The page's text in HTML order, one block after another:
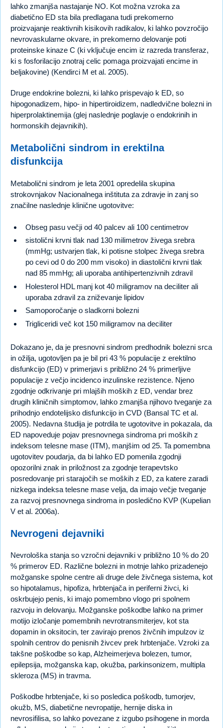
lahko zmanjša nastajanje NO. Kot možna vzroka za
diabetično ED sta bila predlagana tudi prekomerno
proizvajanje reaktivnih kisikovih radikalov, ki lahko povzročijo
nevrovaskularne okvare, in prekomerno delovanje poti
proteinske kinaze C (ki vključuje encim iz razreda transferaz,
ki s fosforilacijo znotraj celic pomaga proizvajati encime in
beljakovine) (Kendirci M et al. 2005).
Druge endokrine bolezni, ki lahko prispevajo k ED, so
hipogonadizem, hipo- in hipertiroidizem, nadledvične bolezni in
hiperprolaktinemija (glej naslednje poglavje o endokrinih in
hormonskih dejavnikih).
Metabolični sindrom in erektilna
disfunkcija
Metabolični sindrom je leta 2001 opredelila skupina
strokovnjakov Nacionalnega inštituta za zdravje in zanj so
značilne naslednje klinične ugotovitve:
Obseg pasu večji od 40 palcev ali 100 centimetrov
sistolični krvni tlak nad 130 milimetrov živega srebra
(mmHg; ustvarjen tlak, ki potisne stolpec živega srebra
po cevi od 0 do 200 mm visoko) in diastolični krvni tlak
nad 85 mmHg; ali uporaba antihipertenzivnih zdravil
Holesterol HDL manj kot 40 miligramov na deciliter ali
uporaba zdravil za zniževanje lipidov
Samoporočanje o sladkorni bolezni
Trigliceridi več kot 150 miligramov na deciliter
Dokazano je, da je presnovni sindrom predhodnik bolezni srca
in ožilja, ugotovljen pa je bil pri 43 % populacije z erektilno
disfunkcijo (ED) v primerjavi s približno 24 % primerljive
populacije z večjo incidenco inzulinske rezistence. Njeno
zgodnje odkrivanje pri mlajših moških z ED, vendar brez
drugih kliničnih simptomov, lahko zmanjša njihovo tveganje za
prihodnjo endotelijsko disfunkcijo in CVD (Bansal TC et al.
2005). Nedavna študija je potrdila te ugotovitve in pokazala, da
ED napoveduje pojav presnovnega sindroma pri moških z
indeksom telesne mase (ITM), manjšim od 25. Ta pomembna
ugotovitev poudarja, da bi lahko ED pomenila zgodnji
opozorilni znak in priložnost za zgodnje terapevtsko
posredovanje pri starajočih se moških z ED, za katere zaradi
nizkega indeksa telesne mase velja, da imajo večje tveganje
za razvoj presnovnega sindroma in posledično KVP (Kupelian
V et al. 2006a).
Nevrogeni dejavniki
Nevrološka stanja so vzročni dejavniki v približno 10 % do 20
% primerov ED. Različne bolezni in motnje lahko prizadenejo
možganske spolne centre ali druge dele živčnega sistema, kot
so hipotalamus, hipofiza, hrbtenjača in periferni živci, ki
oskrbujejo penis, ki imajo pomembno vlogo pri spolnem
razvoju in delovanju. Možganske poškodbe lahko na primer
motijo izločanje pomembnih nevrotransmiterjev, kot sta
dopamin in oksitocin, ter zavirajo prenos živčnih impulzov iz
spolnih centrov do penisnih živcev prek hrbtenjače. Vzroki za
takšne poškodbe so kap, Alzheimerjeva bolezen, tumor,
epilepsija, možganska kap, okužba, parkinsonizem, multipla
skleroza (MS) in travma.
Poškodbe hrbtenjače, ki so posledica poškodb, tumorjev,
okužb, MS, diabetične nevropatije, hernije diska in
nevrosifilisa, so lahko povezane z izgubo psihogene in morda